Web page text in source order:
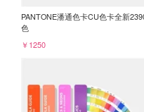
PANTONE潘通色卡CU色卡全新
色
￥1250